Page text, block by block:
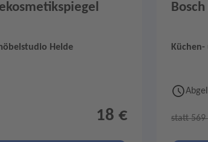
Helde
18 € statt 569